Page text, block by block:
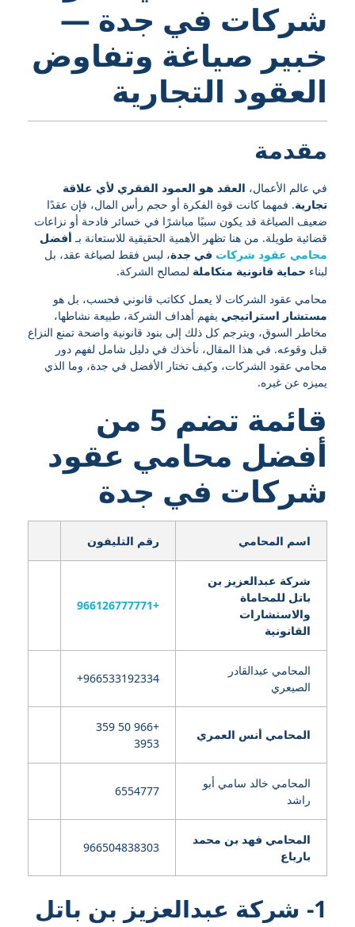
شركات في جدة —
خبير صياغة وتفاوض
العقود التجارية
مقدمة
في عالم الأعمال، العقد هو العمود الفقري لأي علاقة
تجارية. فمهما كانت قوة الفكرة أو حجم رأس المال، فإن عقدًا
ضعيف الصياغة قد يكون سببًا مباشرًا في خسائر فادحة أو نزاعات
قضائية طويلة. من هنا تظهر الأهمية الحقيقية للاستعانة بـ أفضل
محامي عقود شركات في جدة، ليس فقط لصياغة عقد، بل
لبناء حماية قانونية متكاملة لمصالح الشركة.
محامي عقود الشركات لا يعمل ككاتب قانوني فحسب، بل هو
مستشار استراتيجي يفهم أهداف الشركة، طبيعة نشاطها،
مخاطر السوق، ويترجم كل ذلك إلى بنود قانونية واضحة تمنع النزاع
قبل وقوعه. في هذا المقال، نأخذك في دليل شامل لفهم دور
محامي عقود الشركات، وكيف تختار الأفضل في جدة، وما الذي
يميزه عن غيره.
قائمة تضم 5 من
أفضل محامي عقود
شركات في جدة
اسم المحامي رقم التليفون
شركة عبدالعزيز بن
باتل للمحاماة
والاستشارات
القانونية
+966126777771
المحامي عبدالقادر
الصيعري
المحامي أنس العمري
+966 50 359
3953
المحامي خالد سامي أبو
راشد
6554777
المحامي فهد بن محمد
بارباع
966504838303
1- شركة عبدالعزيز بن باتل